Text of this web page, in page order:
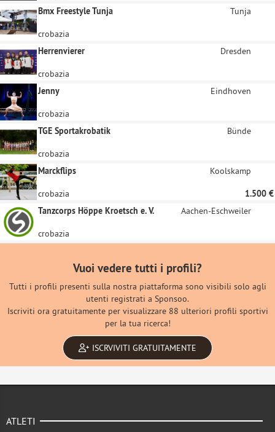
Bmx Freestyle Tunja
Tunja
crobazia
Herrenvierer
Dresden
crobazia
Jenny
Eindhoven
crobazia
TGE Sportakrobatik
Bünde
crobazia
Marckflips
Koolskamp
crobazia
1.500 €
Tanzcorps Höppe Kroetsch e. V.
Aachen-Eschweiler
crobazia
Vuoi vedere tutti i profili?
Tutti i profili presenti sulla nostra piattaforma sono visibili solo agli
utenti registrati a Sponsoo.
Iscriviti ora gratuitamente per visualizzare 88 ulteriori profili sportivi
per la tua ricerca!
ISCRVIVITI GRATUITAMENTE
ATLETI